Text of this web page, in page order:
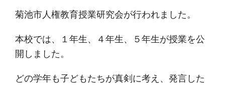
菊池市人権教育授業研究会が行われました。
本校では、１年生、４年生、５年生が授業を公
開しました。
どの学年も子どもたちが真剣に考え、発言した